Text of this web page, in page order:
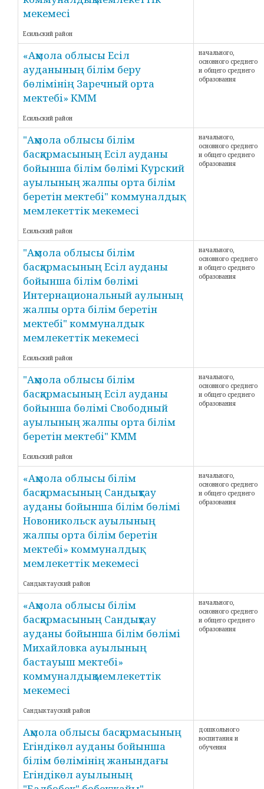
мекемесі
Есильский район
«Ақмола облысы Есіл
ауданының білім беру
бөлімінің Заречный орта
мектебі» КММ
Есильский район
начального,
основного среднего
и общего среднего
образования
"Ақмола облысы білім
басқармасының Есіл ауданы
бойынша білім бөлімі Курский
ауылының жалпы орта білім
беретін мектебі" коммуналдық
мемлекеттік мекемесі
Есильский район
начального,
основного среднего
и общего среднего
образования
"Ақмола облысы білім
басқармасының Есіл ауданы
бойынша білім бөлімі
Интернациональный аулының
жалпы орта білім беретін
мектебі" коммуналдык
мемлекеттік мекемесі
Есильский район
начального,
основного среднего
и общего среднего
образования
"Ақмола облысы білім
басқармасының Есіл ауданы
бойынша бөлімі Свободный
ауылының жалпы орта білім
беретін мектебі" КММ
Есильский район
начального,
основного среднего
и общего среднего
образования
«Ақмола облысы білім
басқармасының Сандықтау
ауданы бойынша білім бөлімі
Новоникольск ауылының
жалпы орта білім беретін
мектебі» коммуналдық
мемлекеттік мекемесі
Сандыктауский район
начального,
основного среднего
и общего среднего
образования
«Ақмола облысы білім
басқармасының Сандықтау
ауданы бойынша білім бөлімі
Михайловка ауылының
бастауыш мектебі»
коммуналдық мемлекеттік
мекемесі
Сандыктауский район
начального,
основного среднего
и общего среднего
образования
Ақмола облысы басқармасының
Егіндікөл ауданы бойынша
білім бөлімінің жанындағы
Егіндікөл ауылының
дошкольного
воспитания и
обучения